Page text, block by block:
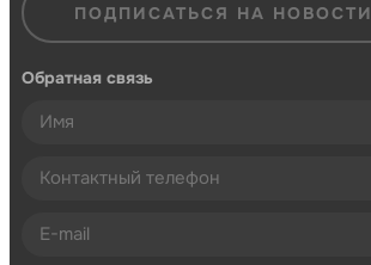
ПОДПИСАТЬСЯ НА НОВОСТИ
Обратная связь